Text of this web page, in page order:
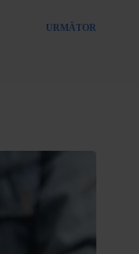
URMĂTOR